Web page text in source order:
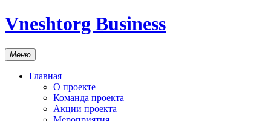
Vneshtorg Business
Меню
Главная
О проекте
Команда проекта
Акции проекта